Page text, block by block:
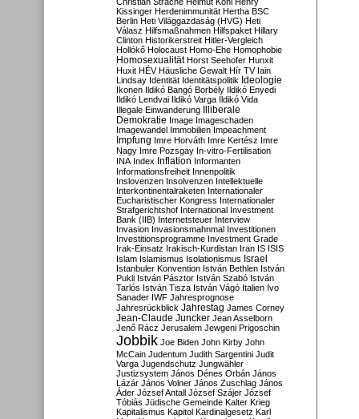
Kissinger Herdenimmunität Hertha BSC
Berlin Heti Világgazdaság (HVG) Heti
Válasz Hilfsmaßnahmen Hilfspaket Hillary
Clinton Historikerstreit Hitler-Vergleich
Hollókő Holocaust Homo-Ehe Homophobie
Homosexualität Horst Seehofer Hunxit
Huxit HÉV Häusliche Gewalt Hír TV Iain
Lindsay Identität Identitätspolitik Ideologie
Ikonen Ildikó Bangó Borbély Ildikó Enyedi
Ildikó Lendvai Ildikó Varga Ildikó Vida
Illegale Einwanderung Illiberale
Demokratie Image Imageschaden
Imagewandel Immobilien Impeachment
Impfung Imre Horváth Imre Kertész Imre
Nagy Imre Pozsgay In-vitro-Fertilisation
INA Index Inflation Informanten
Informationsfreiheit Innenpolitik
Inslovenzen Insolvenzen Intellektuelle
Interkontinentalraketen Internationaler
Eucharistischer Kongress Internationaler
Strafgerichtshof International Investment
Bank (IIB) Internetsteuer Interview
Invasion Invasionsmahnmal Investitionen
Investitionsprogramme Investment Grade
Irak-Einsatz Irakisch-Kurdistan Iran IS ISIS
Islam Islamismus Isolationismus Israel
Istanbuler Konvention István Bethlen István
Pukli István Pásztor István Szabó István
Tarlós István Tisza István Vágó Italien Ivo
Sanader IWF Jahresprognose
Jahresrückblick Jahrestag James Corney
Jean-Claude Juncker Jean Asselborn
Jenő Rácz Jerusalem Jewgeni Prigoschin
Jobbik Joe Biden John Kirby John
McCain Judentum Judith Sargentini Judit
Varga Jugendschutz Jungwähler
Justizsystem János Dénes Orbán János
Lázár János Volner János Zuschlag János
Áder József Antall József Szájer József
Tóbiás Jüdische Gemeinde Kalter Krieg
Kapitalismus Kapitol Kardinalgesetz Karl